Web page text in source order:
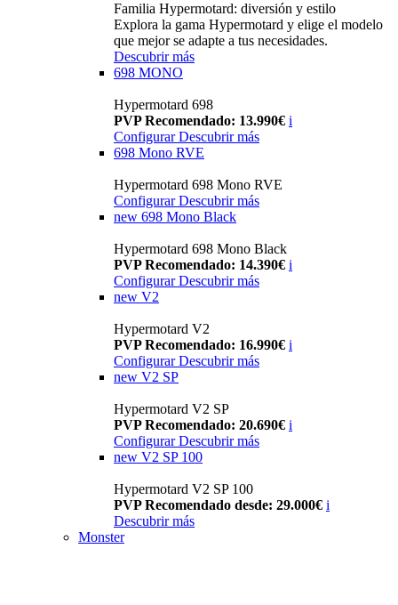
Familia Hypermotard: diversión y estilo
Explora la gama Hypermotard y elige el modelo
que mejor se adapte a tus necesidades.
Descubrir más
698 MONO
Hypermotard 698
PVP Recomendado: 13.990€ i
ConfigurarDescubrir más
698 Mono RVE
Hypermotard 698 Mono RVE
Configurar Descubrir más
new 698 Mono Black
Hypermotard 698 Mono Black
PVP Recomendado: 14.390€ i
Configurar Descubrir más
new V2
Hypermotard V2
PVP Recomendado: 16.990€ i
Configurar Descubrir más
new V2 SP
Hypermotard V2 SP
PVP Recomendado: 20.690€ i
Configurar Descubrir más
new V2 SP 100
Hypermotard V2 SP 100
PVP Recomendado desde: 29.000€ i
Descubrir más
Monster